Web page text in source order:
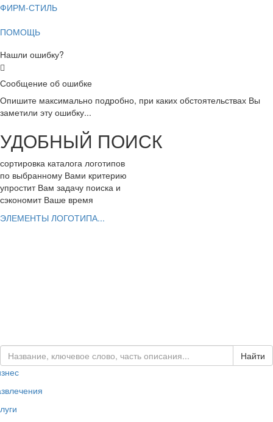
ФИРМ-СТИЛЬ
ПОМОЩЬ
Нашли ошибку?
Сообщение об ошибке
Опишите максимально подробно, при каких обстоятельствах Вы
заметили эту ошибку...
УДОБНЫЙ ПОИСК
сортировка каталога логотипов
по выбранному Вами критерию
упростит Вам задачу поиска и
сэкономит Ваше время
ЭЛЕМЕНТЫ ЛОГОТИПА...